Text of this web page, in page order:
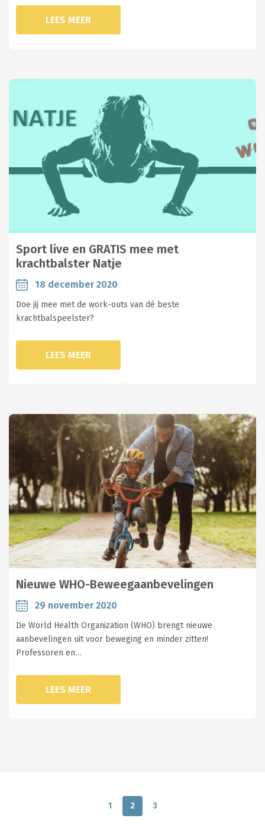
LEES MEER
Sport live en GRATIS mee met
krachtbalster Natje
18 december 2020
Doe jij mee met de work-outs van dé beste
krachtbalspeelster?
LEES MEER
Nieuwe WHO-Beweegaanbevelingen
29 november 2020
De World Health Organization (WHO) brengt nieuwe
aanbevelingen uit voor beweging en minder zitten!
Professoren en…
LEES MEER
1 2 3